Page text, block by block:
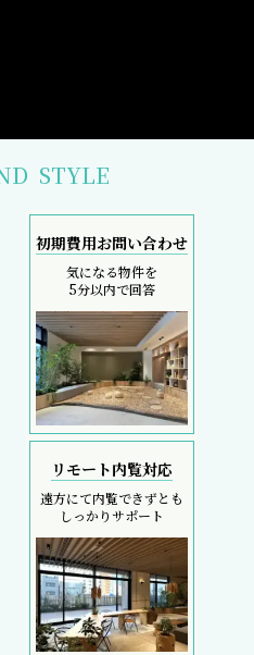
STYLE
初期費用お問い合わせ
気になる物件を
5分以内で回答
リモート内覧対応
遠方にて内覧できずとも
しっかりサポート